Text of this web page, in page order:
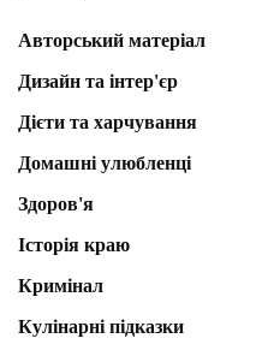
Авторський матеріал
Дизайн та інтер'єр
Дієти та харчування
Домашні улюбленці
Здоров'я
Історія краю
Кримінал
Кулінарні підказки